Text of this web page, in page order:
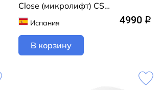
Close (микролифт) CS
ZRU9302627 чёрное
Испания 4990 q
В корзину